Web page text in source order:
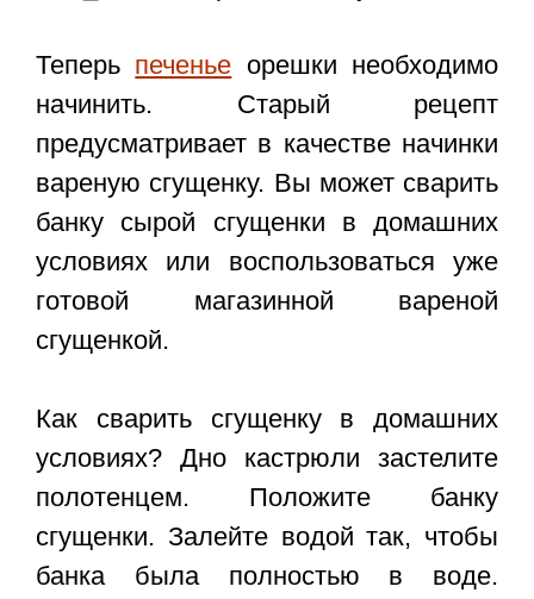
Теперь печенье орешки необходимо
начинить. Старый рецепт
предусматривает в качестве начинки
вареную сгущенку. Вы может сварить
банку сырой сгущенки в домашних
условиях или воспользоваться уже
готовой магазинной вареной
сгущенкой.
Как сварить сгущенку в домашних
условиях? Дно кастрюли застелите
полотенцем. Положите банку
сгущенки. Залейте водой так, чтобы
банка была полностью в воде.